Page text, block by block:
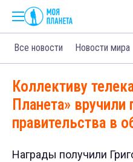
Все новости Новости мира
Коллективу
Планета» вручили
правительства в
Награды получили